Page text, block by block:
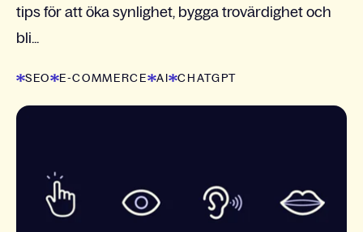
tips för att öka synlighet, bygga trovärdighet och
bli...
SEO E-COMMERCE AI CHATGPT